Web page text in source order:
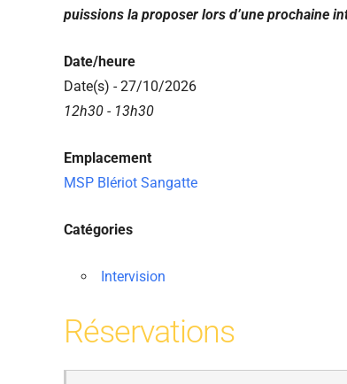
puissions la proposer lors d’une prochaine
Date/heure
Date(s) - 27/10/2026
12h30 - 13h30
Emplacement
MSP Blériot Sangatte
Catégories
Intervision
Réservations